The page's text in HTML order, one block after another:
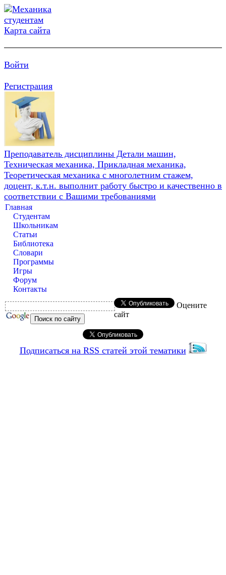
Карта сайта
Войти
Регистрация
Преподаватель дисциплины Детали машин,
Техническая механика, Прикладная механика,
Теоретическая механика с многолетним стажем,
доцент, к.т.н. выполнит работу быстро и качественно в
соответствии с Вашими требованиями
Главная
Студентам
Школьникам
Статьи
Библиотека
Словари
Программы
Игры
Форум
Контакты
Оцените
сайт
Подписаться на RSS статей этой тематики